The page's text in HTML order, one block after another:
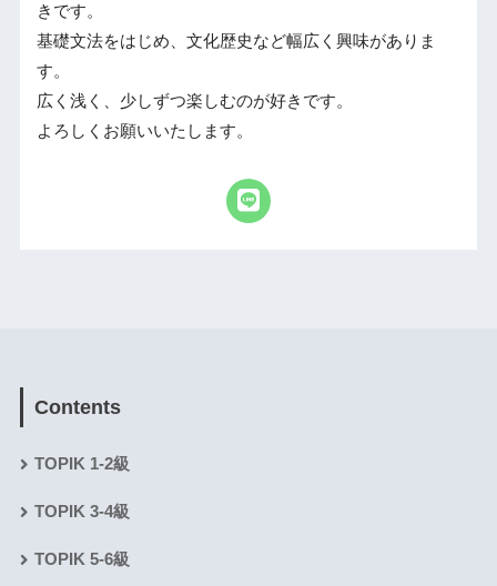
きです。
基礎文法をはじめ、文化歴史など幅広く興味がありま
す。
広く浅く、少しずつ楽しむのが好きです。
よろしくお願いいたします。
Contents
TOPIK 1-2級
TOPIK 3-4級
TOPIK 5-6級